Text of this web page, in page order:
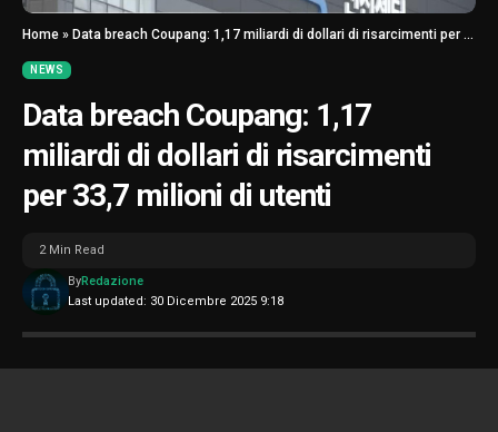
Home » Data breach Coupang: 1,17 miliardi di dollari di risarcimenti per 33,7 milioni di utenti
NEWS
Data breach Coupang: 1,17
miliardi di dollari di risarcimenti
per 33,7 milioni di utenti
Last updated: 30 Dicembre 2025 9:18
ByRedazione
2 Min Read